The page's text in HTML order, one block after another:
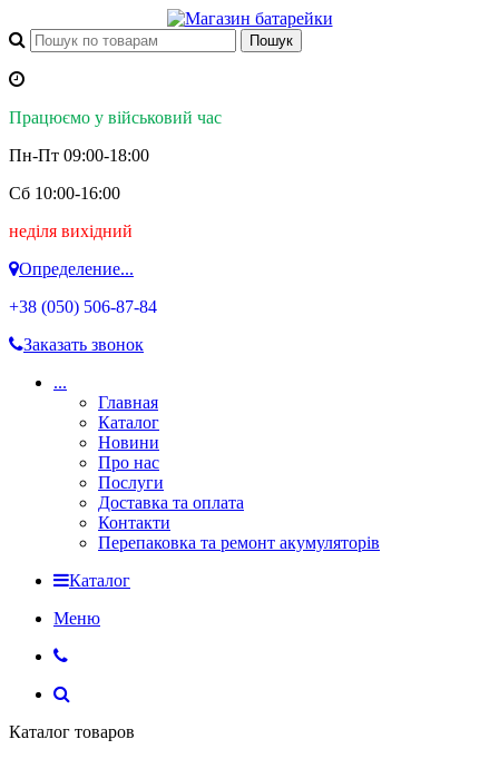
Працюємо у військовий час
Пн-Пт 09:00-18:00
Сб 10:00-16:00
неділя вихідний
Определение...
+38 (050) 506-87-84
Заказать звонок
...
Главная
Каталог
Новини
Про нас
Послуги
Доставка та оплата
Контакти
Перепаковка та ремонт акумуляторів
Каталог
Меню
Каталог товаров